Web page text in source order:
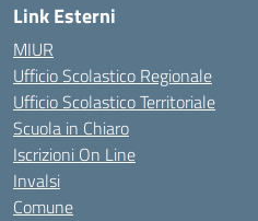
Link Esterni
MIUR
Ufficio Scolastico Regionale
Ufficio Scolastico Territoriale
Scuola in Chiaro
Iscrizioni On Line
Invalsi
Comune